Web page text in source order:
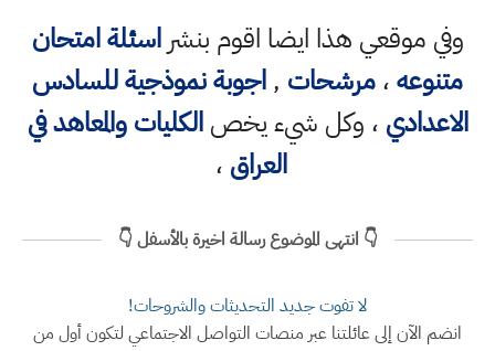
وفي موقعي هذا ايضا اقوم بنشراسئلة امتحان
متنوعه،مرشحات ,اجوبة نموذجية للسادس
الاعدادي ، وكل شيء يخصالكليات والمعاهد في
العراق ،
👇 انتهى الموضوع رسالة اخيرة بالأسفل 👇
لا تفوت جديد التحديثات والشروحات!
انضم الآن إلى عائلتنا عبر منصات التواصل الاجتماعي لتكون أول من